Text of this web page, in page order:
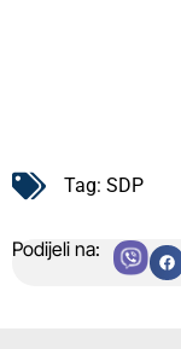
Tag: SDP
Podijeli na: